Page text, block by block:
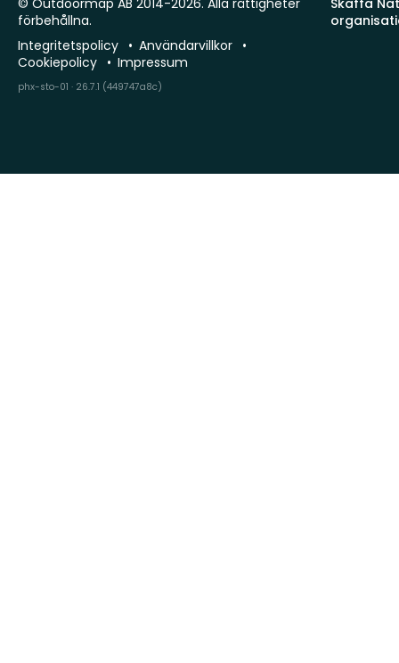
förbehållna.
Integritetspolicy
Användarvillkor
Cookiepolicy
Impressum
phx-sto-01 · 26.7.1 (449747a8c)